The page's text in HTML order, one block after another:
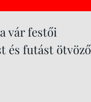
vár festői
és futást ötvöző